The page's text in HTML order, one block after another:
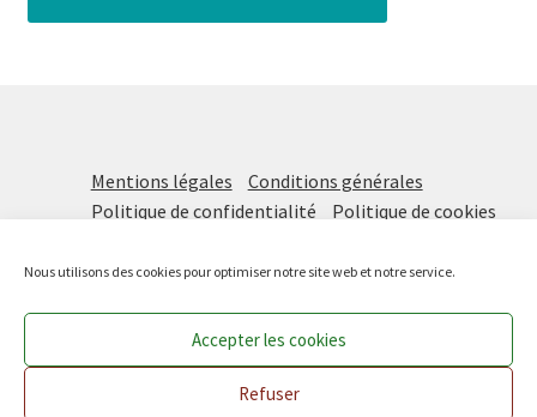
Nous utilisons des cookies pour optimiser notre site web et notre service.
Accepter les cookies
Refuser
Prochaine distribution vendredi 21 août DE 16H à 18H !
Mentions légales
Conditions générales
Politique de confidentialité
Politique de cookies
Les Paniers Solidaires, une initiative deManalia